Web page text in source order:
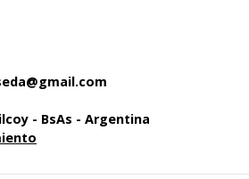
- BsAs - Argentina